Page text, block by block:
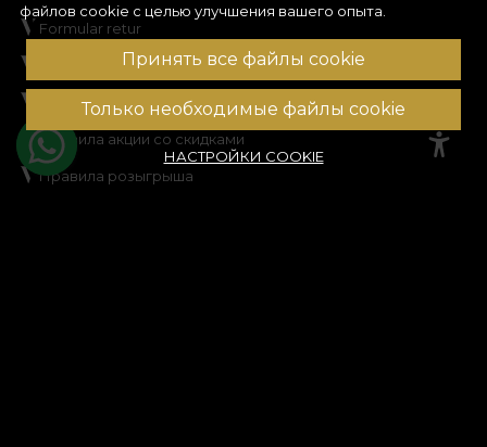
файлов cookie с целью улучшения вашего опыта.
Принять все файлы cookie
Только необходимые файлы cookie
НАСТРОЙКИ COOKIE
Formular retur
Условия и положения
Конфиденциальность
Правила акции со скидками
Правила розыгрыша